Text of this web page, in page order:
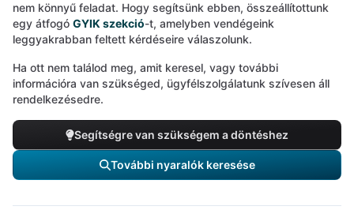
nem könnyű feladat. Hogy segítsünk ebben, összeállítottunk
egy átfogó GYIK szekció-t, amelyben vendégeink
leggyakrabban feltett kérdéseire válaszolunk.
Ha ott nem találod meg, amit keresel, vagy további
információra van szükséged, ügyfélszolgálatunk szívesen áll
rendelkezésedre.
Segítségre van szükségem a döntéshez
További nyaralók keresése